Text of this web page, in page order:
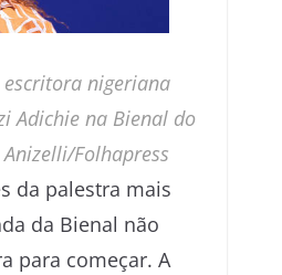
nigeriana
Adichie na Bienal do
Folhapress
da palestra mais
da Bienal não
para começar. A